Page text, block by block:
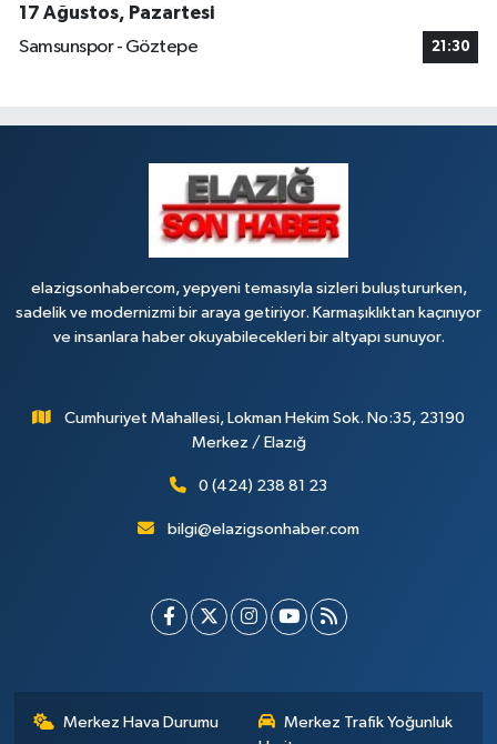
17 Ağustos, Pazartesi
Samsunspor - Göztepe
21:30
elazigsonhabercom, yepyeni temasıyla sizleri buluştururken,
sadelik ve modernizmi bir araya getiriyor. Karmaşıklıktan kaçınıyor
ve insanlara haber okuyabilecekleri bir altyapı sunuyor.
Cumhuriyet Mahallesi, Lokman Hekim Sok. No:35, 23190
Merkez / Elazığ
0 (424) 238 81 23
bilgi@elazigsonhaber.com
Merkez Hava Durumu
Merkez Trafik Yoğunluk